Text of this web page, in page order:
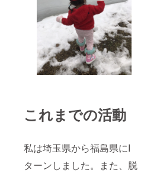
これまでの活動
私は埼玉県から福島県にI
ターンしました。また、脱